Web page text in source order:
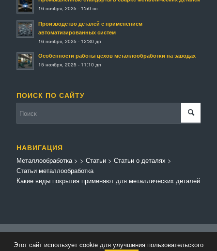
16 ноября, 2025 - 1:50 пп
Производство деталей с применением
автоматизированных систем
16 ноября, 2025 - 12:30 дп
Особенности работы цехов металлообработки на заводах
15 ноября, 2025 - 11:10 дп
ПОИСК ПО САЙТУ
НАВИГАЦИЯ
Металлообработка>
Статьи металлообработка
> Статьи> Статьи о деталях >
Какие виды покрытия применяют для металлических деталей
Kriesi
Этот сайт использует cookie для улучшения пользовательского